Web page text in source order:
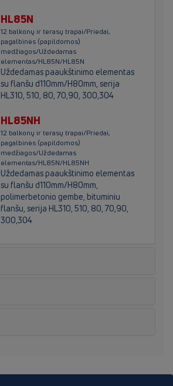
HL85N
12 balkonų ir terasų trapai/Priedai,
pagalbinės (papildomos)
medžiagos/Uždedamas
elementas/HL85N/HL85N
Uždedamas paaukštinimo elementas
su flanšu d110mm/H80mm, serija
HL310, 510, 80, 70,90, 300,304
HL85NH
12 balkonų ir terasų trapai/Priedai,
pagalbinės (papildomos)
medžiagos/Uždedamas
elementas/HL85N/HL85NH
Uždedamas paaukštinimo elementas
su flanšu d110mm/H80mm,
polimerbetonio gembe, bituminiu
flanšu, serija HL310, 510, 80, 70,90,
300,304